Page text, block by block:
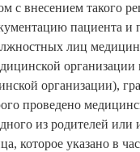
с внесением такого
пациента и
лиц
организации
организации),
проведено
из родителей или
которое указано в